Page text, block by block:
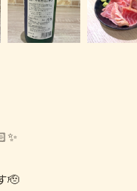
🫡